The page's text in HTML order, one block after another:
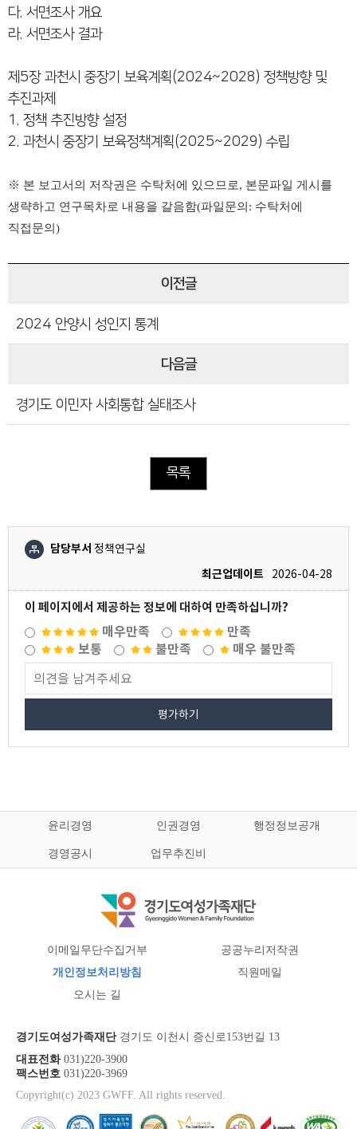
다. 서면조사 개요
라. 서면조사 결과
제5장 과천시 중장기 보육계획(2024~2028) 정책방향 및
추진과제
1. 정책 추진방향 설정
2. 과천시 중장기 보육정책계획(2025~2029) 수립
※ 본 보고서의 저작권은 수탁처에 있으므로, 본문파일 게시를
생략하고 연구목차로 내용을 갈음함(파일문의: 수탁처에
직접문의)
이전글
2024 안양시 성인지 통계
다음글
경기도 이민자 사회통합 실태조사
목록
담당부서 정책연구실
최근업데이트
2026-04-28
이 페이지에서 제공하는 정보에 대하여 만족하십니까?
매우만족
만족
보통
불만족 매우 불만족
평가하기
윤리경영 인권경영 행정정보공개
경영공시 업무추진비
이메일무단수집거부
공공누리저작권
개인정보처리방침
직원메일
오시는 길
경기도여성가족재단경기도 이천시 증신로153번길 13
대표전화031)220-3900
팩스번호 031)220-3969
Copyright(c) 2023 GWFF. All rights reserved.